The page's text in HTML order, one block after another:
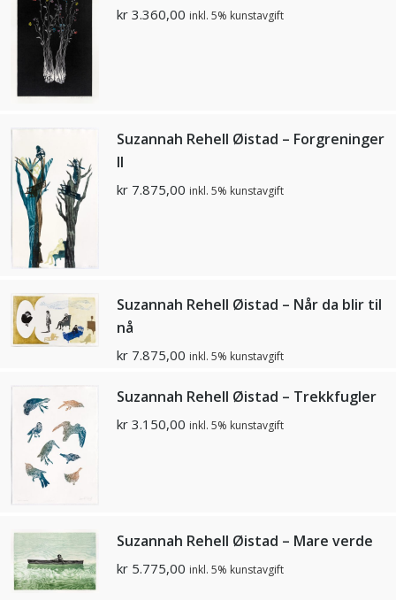
kr 3.360,00 inkl. 5% kunstavgift
Suzannah Rehell Øistad – Forgreninger
II
kr 7.875,00 inkl. 5% kunstavgift
Suzannah Rehell Øistad – Når da blir til
nå
kr 7.875,00 inkl. 5% kunstavgift
Suzannah Rehell Øistad – Trekkfugler
kr 3.150,00 inkl. 5% kunstavgift
Suzannah Rehell Øistad – Mare verde
kr 5.775,00 inkl. 5% kunstavgift